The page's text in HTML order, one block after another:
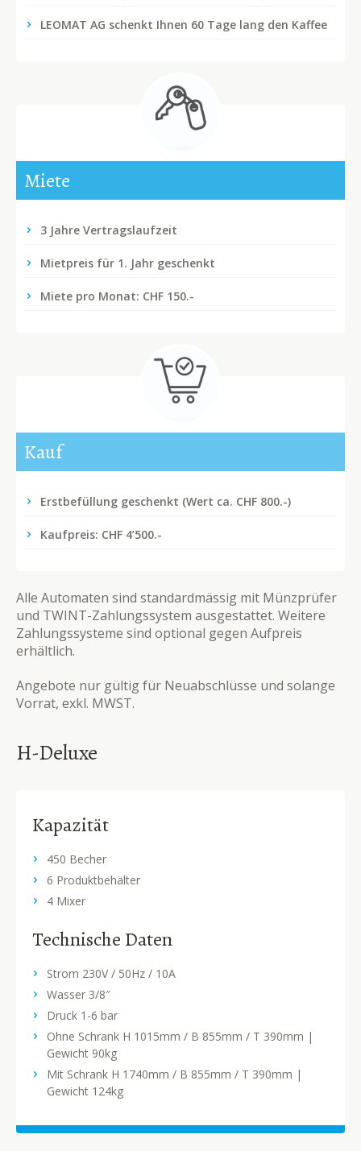
LEOMAT AG schenkt Ihnen 60 Tage lang den Kaffee
Miete
3 Jahre Vertragslaufzeit
Mietpreis für 1. Jahr geschenkt
Miete pro Monat: CHF 150.-
Kauf
Erstbefüllung geschenkt (Wert ca. CHF 800.-)
Kaufpreis: CHF 4’500.-
Alle Automaten sind standardmässig mit Münzprüfer
und TWINT-Zahlungssystem ausgestattet. Weitere
Zahlungssysteme sind optional gegen Aufpreis
erhältlich.
Angebote nur gültig für Neuabschlüsse und solange
Vorrat, exkl. MWST.
H-Deluxe
Kapazität
450 Becher
6 Produktbehälter
4 Mixer
Technische Daten
Strom 230V / 50Hz / 10A
Wasser 3/8″
Druck 1-6 bar
Ohne Schrank H 1015mm / B 855mm / T 390mm |
Gewicht 90kg
Mit Schrank H 1740mm / B 855mm / T 390mm |
Gewicht 124kg